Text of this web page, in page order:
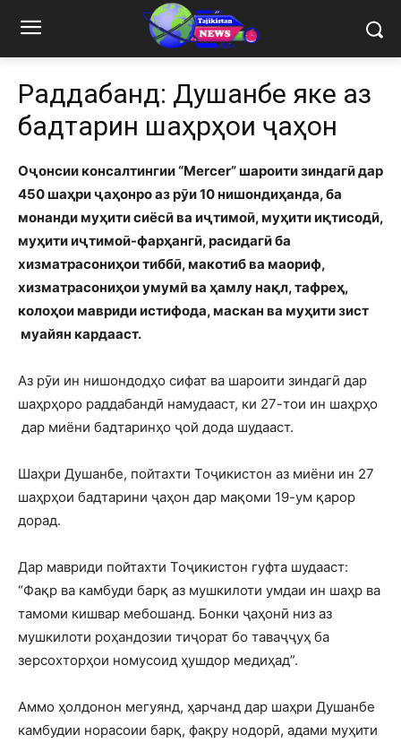
Раддабандӣ: Душанбе яке аз
бадтарин шаҳрҳои ҷаҳон
Оҷонсии консалтингии “Mercer” шароити зиндагӣ дар
450 шаҳри ҷаҳонро аз рӯи 10 нишондиҳанда, ба
монанди муҳити сиёсӣ ва иҷтимоӣ, муҳити иқтисодӣ,
муҳити иҷтимоӣ-фарҳангӣ, расидагӣ ба
хизматрасониҳои тиббӣ, макотиб ва маориф,
хизматрасониҳои умумӣ ва ҳамлу нақл, тафреҳ,
колоҳои мавриди истифода, маскан ва муҳити зист
муайян кардааст.
Аз рӯи ин нишондодҳо сифат ва шароити зиндагӣ дар
шаҳрҳоро раддабандӣ намудааст, ки 27-тои ин шаҳрҳо
дар миёни бадтаринҳо ҷой дода шудааст.
Шаҳри Душанбе, пойтахти Тоҷикистон аз миёни ин 27
шаҳрҳои бадтарини ҷаҳон дар мақоми 19-ум қарор
дорад.
Дар мавриди пойтахти Тоҷикистон гуфта шудааст:
“Фақр ва камбуди барқ аз мушкилоти умдаи ин шаҳр ва
тамоми кишвар мебошанд. Бонки ҷаҳонӣ низ аз
мушкилоти роҳандозии тиҷорат бо таваҷҷуҳ ба
зерсохторҳои номусоид ҳушдор медиҳад”.
Аммо ҳолдонон мегуянд, ҳарчанд дар шаҳри Душанбе
камбудии норасоии барқ, фақру нодорӣ, адами муҳити